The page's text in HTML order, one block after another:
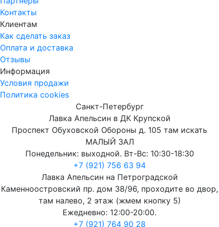
Контакты
Клиентам
Как сделать заказ
Оплата и доставка
Отзывы
Информация
Условия продажи
Политика cookies
Санкт-Петербург
Лавка Апельсин в ДК Крупской
Проспект Обуховской Обороны д. 105 там искать
МАЛЫЙ ЗАЛ
Понедельник: выходной. Вт-Вс: 10:30-18:30
+7 (921) 756 63 94
Лавка Апельсин на Петроградской
Каменноостровский пр. дом 38/96, проходите во двор,
там налево, 2 этаж (жмем кнопку 5)
Ежедневно: 12:00-20:00.
+7 (921) 764 90 28